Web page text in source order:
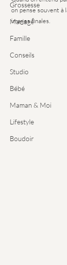
Grossesse
Mariage
Famille
Conseils
Studio
Bébé
Maman & Moi
Lifestyle
Boudoir
on pense souvent à
images finales.